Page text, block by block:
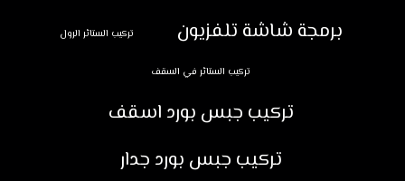
برمجة شاشة تلفزيون
تركيب الستائر الرول
تركيب الستائر في السقف
تركيب جبس بورد اسقف
تركيب جبس بورد جدار